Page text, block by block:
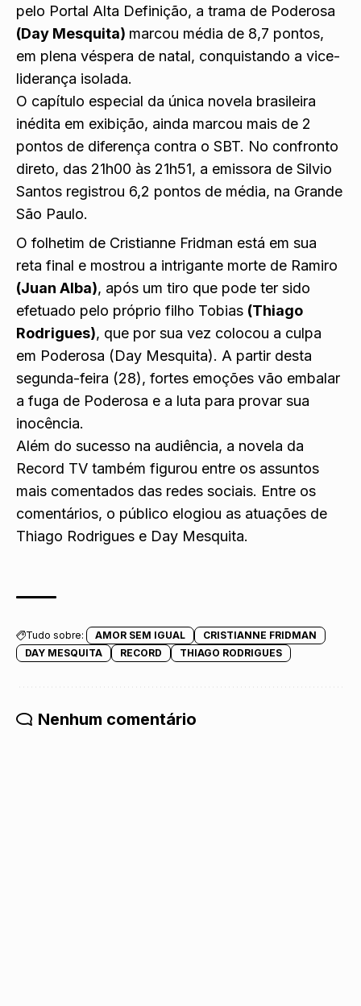
pelo Portal Alta Definição, a trama de Poderosa
(Day Mesquita) marcou média de 8,7 pontos,
em plena véspera de natal, conquistando a vice-
liderança isolada.
O capítulo especial da única novela brasileira
inédita em exibição, ainda marcou mais de 2
pontos de diferença contra o SBT. No confronto
direto, das 21h00 às 21h51, a emissora de Silvio
Santos registrou 6,2 pontos de média, na Grande
São Paulo.
O folhetim de Cristianne Fridman está em sua
reta final e mostrou a intrigante morte de Ramiro
(Juan Alba), após um tiro que pode ter sido
efetuado pelo próprio filho Tobias (Thiago
Rodrigues), que por sua vez colocou a culpa
em Poderosa (Day Mesquita). A partir desta
segunda-feira (28), fortes emoções vão embalar
a fuga de Poderosa e a luta para provar sua
inocência.
Além do sucesso na audiência, a novela da
Record TV também figurou entre os assuntos
mais comentados das redes sociais. Entre os
comentários, o público elogiou as atuações de
Thiago Rodrigues e Day Mesquita.
Tudo sobre: AMOR SEM IGUAL
CRISTIANNE FRIDMAN
DAY MESQUITA
RECORD THIAGO RODRIGUES
Nenhum comentário